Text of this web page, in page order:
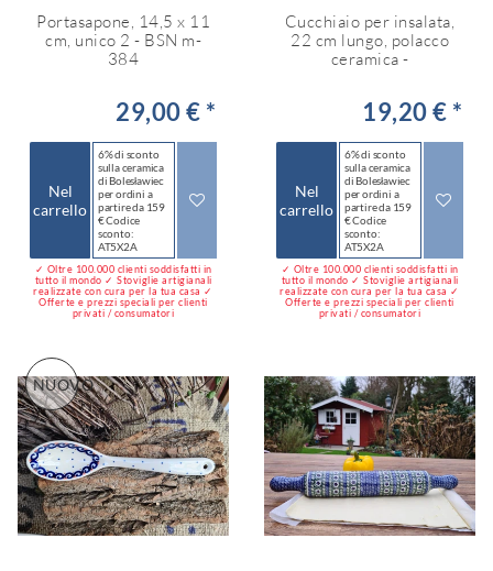
Portasapone, 14,5 x 11
cm, unico 2 - BSN m-
384
29,00 € *
Nel
carrello
6% di sconto
sulla ceramica
di Bolesławiec
per ordini a
partire da 159
€ Codice
sconto:
AT5X2A
✓ Oltre 100.000 clienti soddisfatti in
tutto il mondo ✓ Stoviglie artigianali
realizzate con cura per la tua casa ✓
Offerte e prezzi speciali per clienti
privati / consumatori
Cucchiaio per insalata,
22 cm lungo, polacco
ceramica -
19,20 € *
Nel
carrello
6% di sconto
sulla ceramica
di Bolesławiec
per ordini a
partire da 159
€ Codice
sconto:
AT5X2A
✓ Oltre 100.000 clienti soddisfatti in
tutto il mondo ✓ Stoviglie artigianali
realizzate con cura per la tua casa ✓
Offerte e prezzi speciali per clienti
privati / consumatori
NUOVO